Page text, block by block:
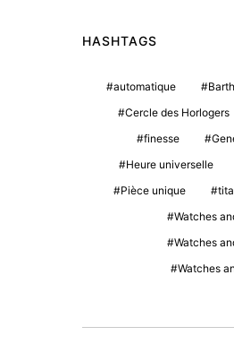
HASHTAGS
automatique
Cercle des Horlogers
finesse
Heure universelle
Pièce unique
Watches
Watches
Watches